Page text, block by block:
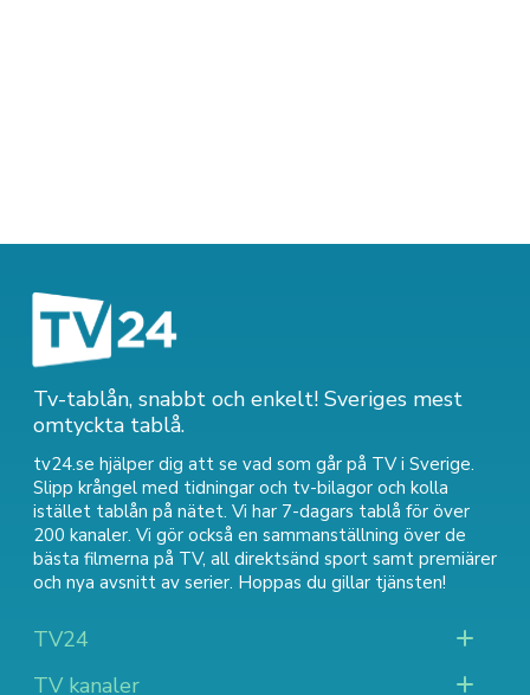
Tv-tablån, snabbt och enkelt! Sveriges mest
omtyckta tablå.
tv24.se hjälper dig att se vad som går på TV i Sverige.
Slipp krångel med tidningar och tv-bilagor och kolla
istället tablån på nätet. Vi har 7-dagars tablå för över
200 kanaler. Vi gör också en sammanställning över de
bästa filmerna på TV, all direktsänd sport samt premiärer
och nya avsnitt av serier. Hoppas du gillar tjänsten!
TV24
TV kanaler